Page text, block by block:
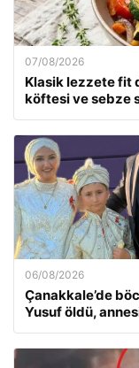
07/08/2026
Klasik lezzete fit
köftesi ve sebze
06/08/2026
Çanakkale’de
Yusuf öldü,